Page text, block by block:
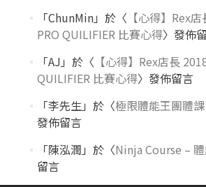
「ChunMin」於〈 【心得】Rex
PRO QUILIFIER 比賽心得〉發佈
「AJ 」於〈 【心得】Rex店長
QUILIFIER 比賽心得〉發佈留言
「李先生」於〈極限體能王團體
發佈留言
「陳泓潤 」於〈Ninja Course –
留言